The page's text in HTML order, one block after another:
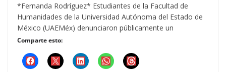
*Fernanda Rodríguez* Estudiantes de la Facultad de
Humanidades de la Universidad Autónoma del Estado de
México (UAEMéx) denunciaron públicamente un
Comparte esto: